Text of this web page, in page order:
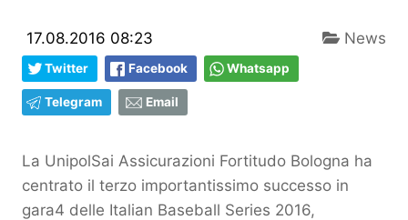
17.08.2016 08:23 News
Twitter Facebook Whatsapp
Telegram Email
La UnipolSai Assicurazioni Fortitudo Bologna ha
centrato il terzo importantissimo successo in
gara4 delle Italian Baseball Series 2016,